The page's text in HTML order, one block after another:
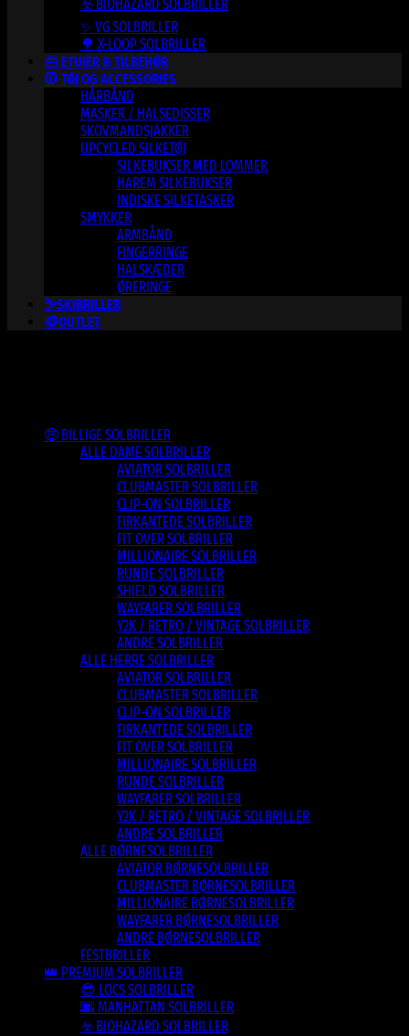
☣️ BIOHAZARD SOLBRILLER
✨ VG SOLBRILLER
🌳 X-LOOP SOLBRILLER
👜 ETUIER & TILBEHØR
🧥 TØJ OG ACCESSORIES
HÅRBÅND
MASKER / HALSEDISSER
SKOVMANDSJAKKER
UPCYCLED SILKETØJ
SILKEBUKSER MED LOMMER
HAREM SILKEBUKSER
INDISKE SILKETASKER
SMYKKER
ARMBÅND
FINGERRINGE
HALSKÆDER
ØRERINGE
⛷️SKIBRILLER
🪙OUTLET
🤑 BILLIGE SOLBRILLER
ALLE DAME SOLBRILLER
AVIATOR SOLBRILLER
CLUBMASTER SOLBRILLER
CLIP-ON SOLBRILLER
FIRKANTEDE SOLBRILLER
FIT OVER SOLBRILLER
MILLIONAIRE SOLBRILLER
RUNDE SOLBRILLER
SHIELD SOLBRILLER
WAYFARER SOLBRILLER
Y2K / RETRO / VINTAGE SOLBRILLER
ANDRE SOLBRILLER
ALLE HERRE SOLBRILLER
AVIATOR SOLBRILLER
CLUBMASTER SOLBRILLER
CLIP-ON SOLBRILLER
FIRKANTEDE SOLBRILLER
FIT OVER SOLBRILLER
MILLIONAIRE SOLBRILLER
RUNDE SOLBRILLER
WAYFARER SOLBRILLER
Y2K / RETRO / VINTAGE SOLBRILLER
ANDRE SOLBRILLER
ALLE BØRNESOLBRILLER
AVIATOR BØRNESOLBRILLER
CLUBMASTER BØRNESOLBRILLER
MILLIONAIRE BØRNESOLBRILLER
WAYFARER BØRNESOLBRILLER
ANDRE BØRNESOLBRILLER
FESTBRILLER
👑 PREMIUM SOLBRILLER
😎 LOCS SOLBRILLER
🌆 MANHATTAN SOLBRILLER
☣️ BIOHAZARD SOLBRILLER